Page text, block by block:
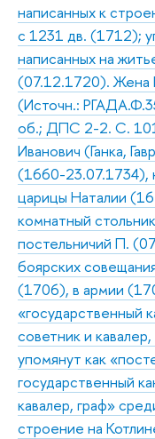
написанных к
с 1231 дв. (1712);
написанных на
(07.12.1720). Жена
(Источн.:
об.; ДПС 2-2. С.
Иванович (Ганка,
(1660-23.07.1734),
царицы Наталии
комнатный
постельничий П.
боярских
(1706), в армии
«государственный
советник и
упомянут как
государственный
кавалер, граф»
строение на